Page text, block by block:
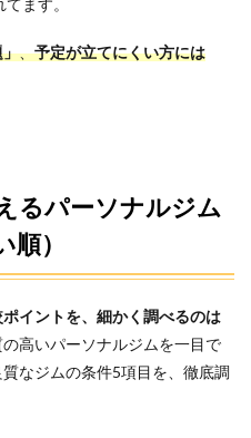
」、予定が立てにくい方には
るパーソナルジム
）
イントを、 細かく調べるのは
高いパーソナルジムを一目で
なジムの条件5項目を、徹底調